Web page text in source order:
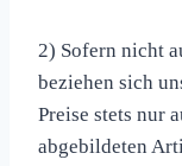
2) Sofern nicht
beziehen sich
Preise stets nur
abgebildeten